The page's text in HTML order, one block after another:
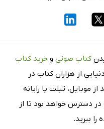
کتاب صوتی و خرید کتاب
از هزاران کتاب در
موبایل، تبلت یا رایانه
دسترس خواهد بود تا از
ببرید.